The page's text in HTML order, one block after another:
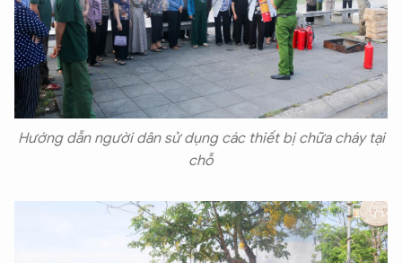
Hướng dẫn người dân sử dụng các thiết bị chữa cháy tại
chỗ